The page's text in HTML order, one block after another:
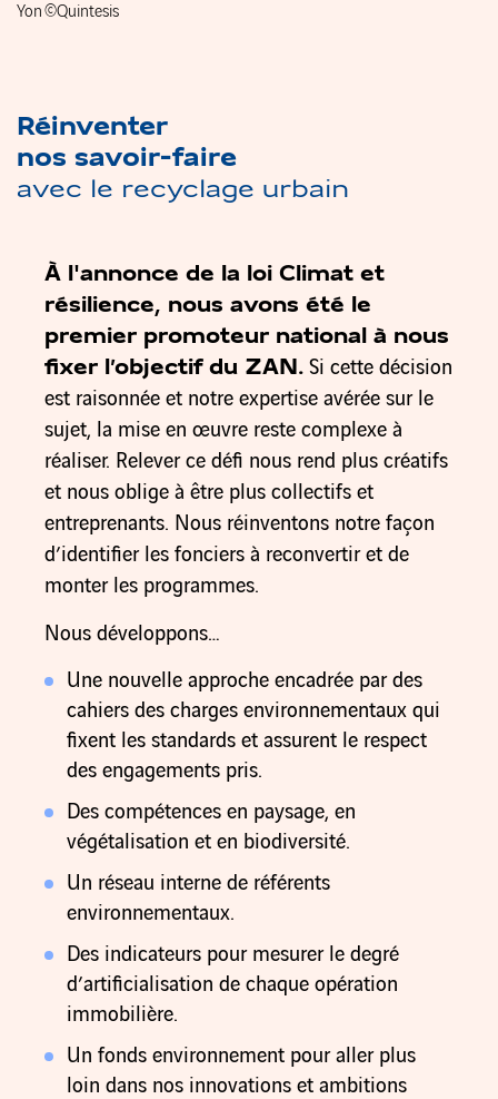
Yon ©Quintesis
Réinventer
nos savoir-faire
avec le recyclage urbain
À l'annonce de la loi Climat et
résilience, nous avons été le
premier promoteur national à nous
fixer l’objectif du ZAN. Si cette décision
est raisonnée et notre expertise avérée sur le
sujet, la mise en œuvre reste complexe à
réaliser. Relever ce défi nous rend plus créatifs
et nous oblige à être plus collectifs et
entreprenants. Nous réinventons notre façon
d’identifier les fonciers à reconvertir et de
monter les programmes.
Nous développons…
Une nouvelle approche encadrée par des
cahiers des charges environnementaux qui
fixent les standards et assurent le respect
des engagements pris.
Des compétences en paysage, en
végétalisation et en biodiversité.
Un réseau interne de référents
environnementaux.
Des indicateurs pour mesurer le degré
d’artificialisation de chaque opération
immobilière.
Un fonds environnement pour aller plus
loin dans nos innovations et ambitions